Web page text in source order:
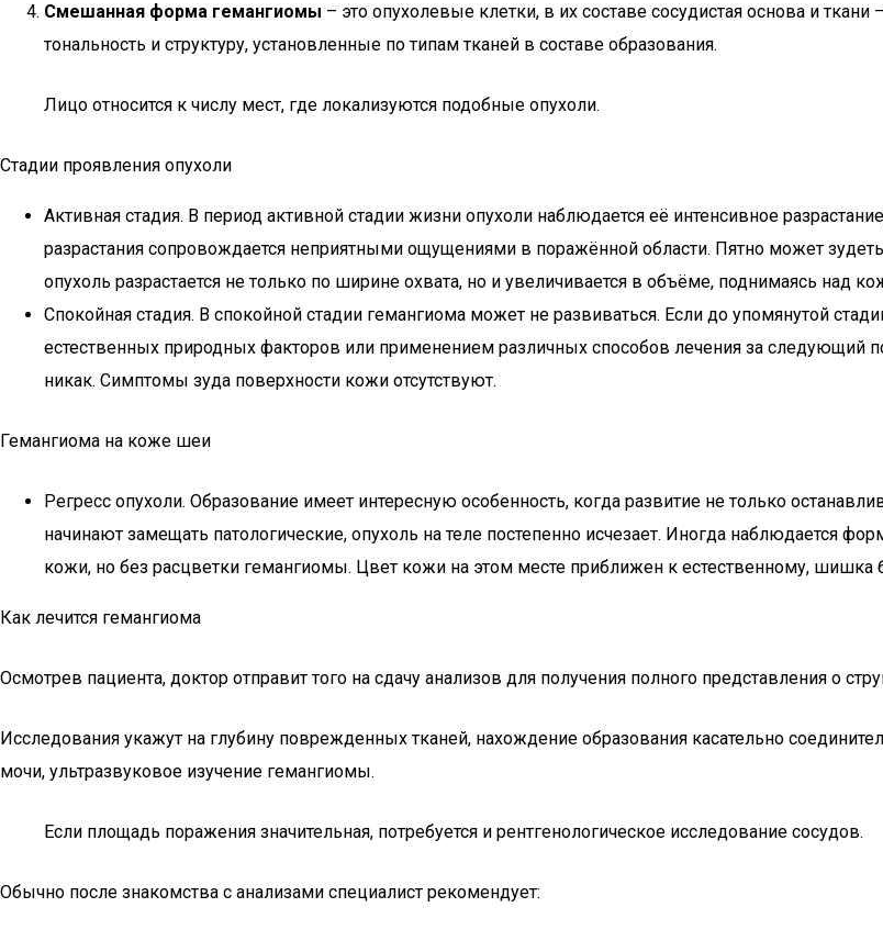
Смешанная форма гемангиомы – это опухолевые клетки, в их составе сосудистая основа и
тональность и структуру, установленные по типам тканей в составе образования.
Лицо относится к числу мест, где локализуются подобные опухоли.
Стадии проявления опухоли
Активная стадия. В период активной стадии жизни опухоли наблюдается её интенсивное
разрастания сопровождается неприятными ощущениями в поражённой области. Пятно может
опухоль разрастается не только по ширине охвата, но и увеличивается в объёме, поднимаясь над
Спокойная стадия. В спокойной стадии гемангиома может не развиваться. Если до упомянутой
естественных природных факторов или применением различных способов лечения за следующий
никак. Симптомы зуда поверхности кожи отсутствуют.
Гемангиома на коже шеи
Регресс опухоли. Образование имеет интересную особенность, когда развитие не только
начинают замещать патологические, опухоль на теле постепенно исчезает. Иногда наблюдается
кожи, но без расцветки гемангиомы. Цвет кожи на этом месте приближен к естественному,
Как лечится гемангиома
Осмотрев пациента, доктор отправит того на сдачу анализов для получения полного представления о
Исследования укажут на глубину поврежденных тканей, нахождение образования касательно
мочи, ультразвуковое изучение гемангиомы.
Если площадь поражения значительная, потребуется и рентгенологическое исследование сосудов.
Обычно после знакомства с анализами специалист рекомендует: